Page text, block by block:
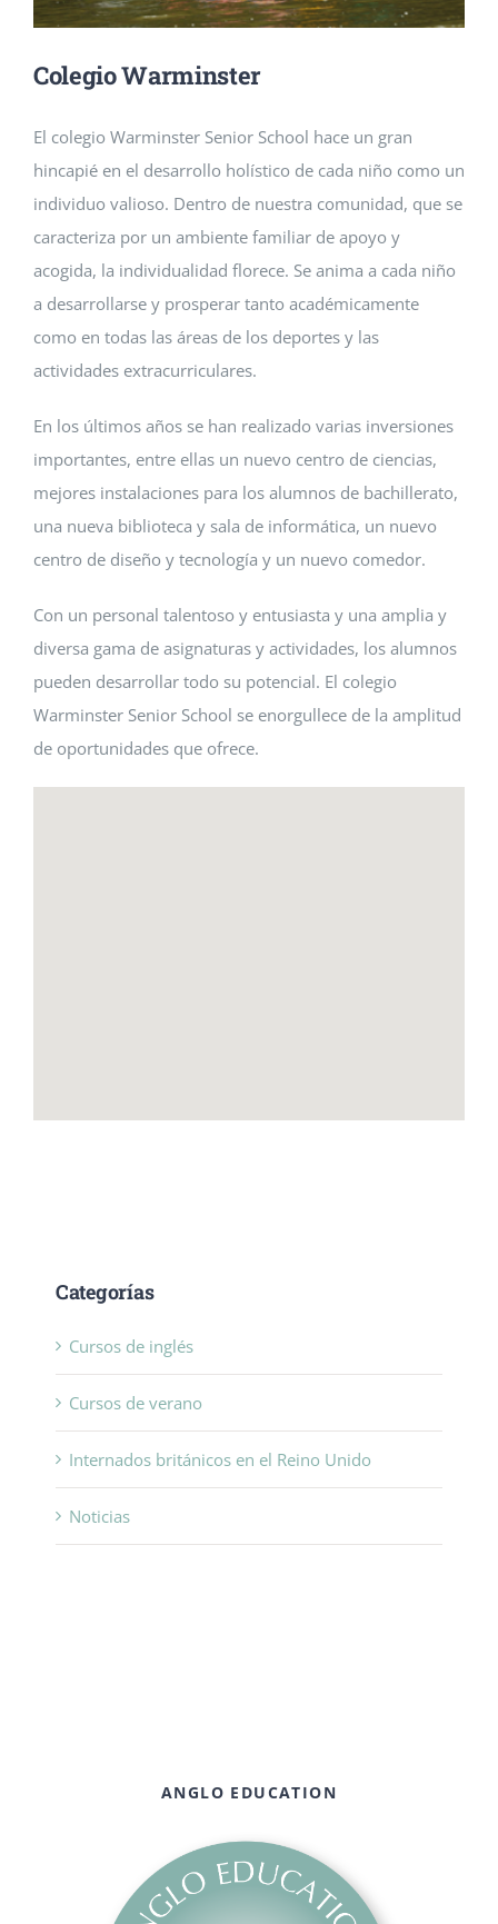
Últimas noticias
Contacte con nosotros y presente su solicitud
Colegio Warminster
El colegio Warminster Senior School hace un gran
hincapié en el desarrollo holístico de cada niño como un
individuo valioso. Dentro de nuestra comunidad, que se
caracteriza por un ambiente familiar de apoyo y
acogida, la individualidad florece. Se anima a cada niño
a desarrollarse y prosperar tanto académicamente
como en todas las áreas de los deportes y las
actividades extracurriculares.
En los últimos años se han realizado varias inversiones
importantes, entre ellas un nuevo centro de ciencias,
mejores instalaciones para los alumnos de bachillerato,
una nueva biblioteca y sala de informática, un nuevo
centro de diseño y tecnología y un nuevo comedor.
Con un personal talentoso y entusiasta y una amplia y
diversa gama de asignaturas y actividades, los alumnos
pueden desarrollar todo su potencial. El colegio
Warminster Senior School se enorgullece de la amplitud
de oportunidades que ofrece.
Categorías
Cursos de inglés
Cursos de verano
Internados británicos en el Reino Unido
Noticias
ANGLO EDUCATION